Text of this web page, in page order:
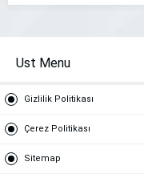
Ust Menu
Gizlilik Politikası
Çerez Politikası
Sitemap